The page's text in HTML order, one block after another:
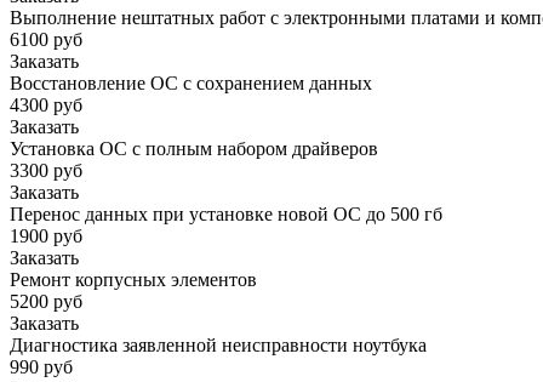
Выполнение нештатных работ с электронными платами и
6100 руб
Заказать
Восстановление ОС с сохранением данных
4300 руб
Заказать
Установка ОС с полным набором драйверов
3300 руб
Заказать
Перенос данных при установке новой ОС до 500 гб
1900 руб
Заказать
Ремонт корпусных элементов
5200 руб
Заказать
Диагностика заявленной неисправности ноутбука
990 руб